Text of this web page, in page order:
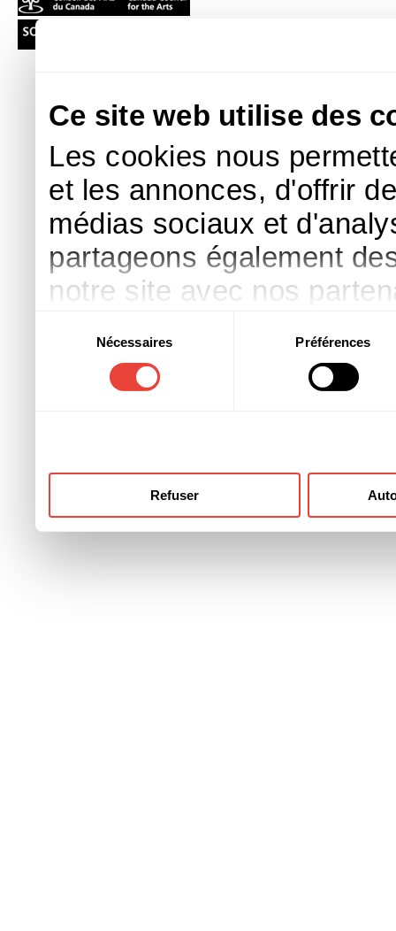
Ce site web utilise des
Les cookies nous
et les annonces, d'offrir
médias sociaux et
partageons également
notre site avec nos
d'autres informations
ont collectées lors de
consentement
Nécessaires Préférences
Refuser